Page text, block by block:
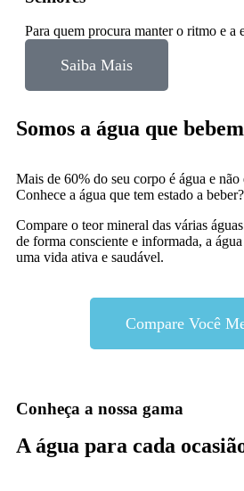
Para quem procura manter o ritmo e a
Saiba Mais
Somos a água que
Mais de 60% do seu corpo é água e não
Conhece a água que tem estado a beber?
Compare o teor mineral das várias
de forma consciente e informada, a
uma vida ativa e saudável.
Compare Você
Conheça a nossa gama
A água para cada